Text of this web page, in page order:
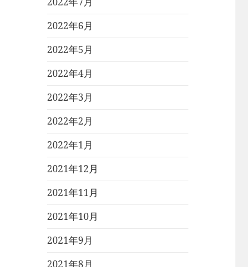
2022年6月
2022年5月
2022年4月
2022年3月
2022年2月
2022年1月
2021年12月
2021年11月
2021年10月
2021年9月
2021年8月